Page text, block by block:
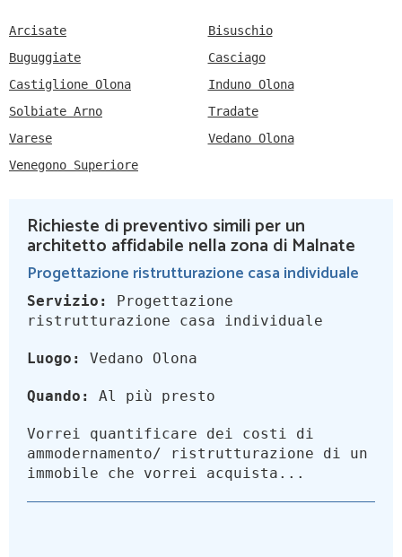
Arcisate
Bisuschio
Buguggiate
Casciago
Castiglione Olona
Induno Olona
Solbiate Arno
Tradate
Varese
Vedano Olona
Venegono Superiore
Richieste di preventivo simili per un
architetto affidabile nella zona di Malnate
Progettazione ristrutturazione casa individuale
Servizio:
Progettazione
ristrutturazione casa individuale
Luogo: Vedano Olona
Quando: Al più presto
Vorrei quantificare dei costi di
ammodernamento/ ristrutturazione di un
immobile che vorrei acquista...